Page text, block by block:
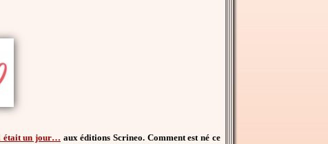
était un jour… aux éditions Scrineo. Comment est né ce